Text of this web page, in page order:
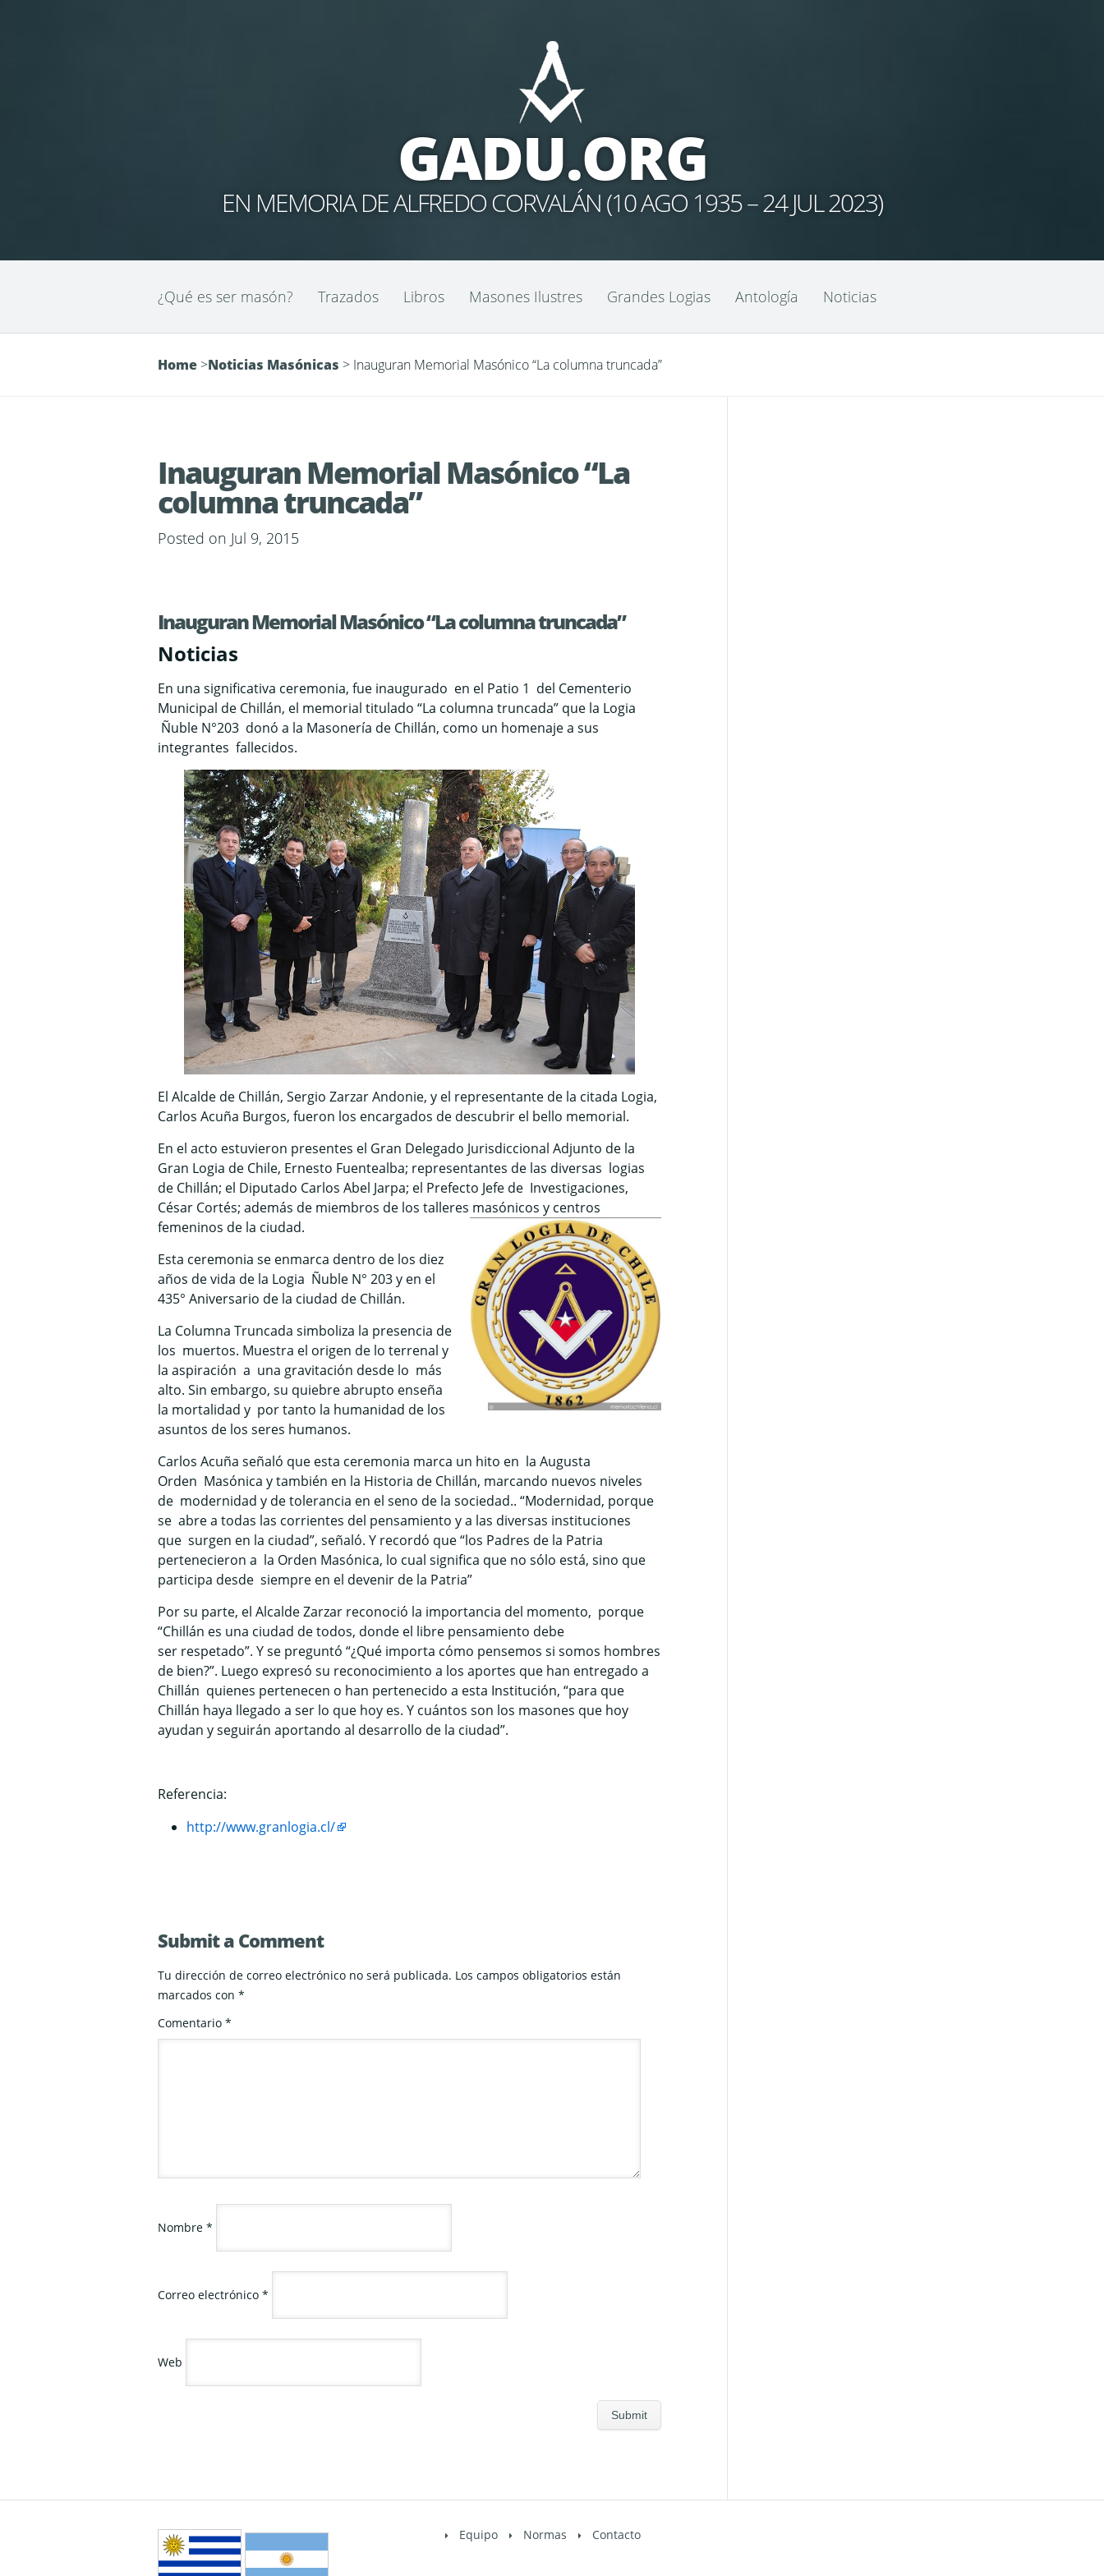
GADU.ORG
EN MEMORIA DE ALFREDO CORVALÁN (10 AGO 1935 – 24 JUL 2023)
¿Qué es ser masón? Trazados Libros Masones Ilustres Grandes Logias Antología Noticias
Home >Noticias Masónicas > Inauguran Memorial Masónico “La columna truncada”
Inauguran Memorial Masónico “La
columna truncada”
Posted on Jul 9, 2015
Inauguran Memorial Masónico “La columna truncada”
Noticias
En una significativa ceremonia, fue inaugurado en el Patio 1 del Cementerio
Municipal de Chillán, el memorial titulado “La columna truncada” que la Logia
Ñuble N°203 donó a la Masonería de Chillán, como un homenaje a sus
integrantes fallecidos.
El Alcalde de Chillán, Sergio Zarzar Andonie, y el representante de la citada Logia,
Carlos Acuña Burgos, fueron los encargados de descubrir el bello memorial.
En el acto estuvieron presentes el Gran Delegado Jurisdiccional Adjunto de la
Gran Logia de Chile, Ernesto Fuentealba; representantes de las diversas logias
de Chillán; el Diputado Carlos Abel Jarpa; el Prefecto Jefe de Investigaciones,
César Cortés; además de miembros de los talleres masónicos y centros
femeninos de la ciudad.
Esta ceremonia se enmarca dentro de los diez
años de vida de la Logia Ñuble N° 203 y en el
435° Aniversario de la ciudad de Chillán.
La Columna Truncada simboliza la presencia de
los muertos. Muestra el origen de lo terrenal y
la aspiración a una gravitación desde lo más
alto. Sin embargo, su quiebre abrupto enseña
la mortalidad y por tanto la humanidad de los
asuntos de los seres humanos.
Carlos Acuña señaló que esta ceremonia marca un hito en la Augusta
Orden Masónica y también en la Historia de Chillán, marcando nuevos niveles
de modernidad y de tolerancia en el seno de la sociedad.. “Modernidad, porque
se abre a todas las corrientes del pensamiento y a las diversas instituciones
que surgen en la ciudad”, señaló. Y recordó que “los Padres de la Patria
pertenecieron a la Orden Masónica, lo cual significa que no sólo está, sino que
participa desde siempre en el devenir de la Patria”
Por su parte, el Alcalde Zarzar reconoció la importancia del momento, porque
“Chillán es una ciudad de todos, donde el libre pensamiento debe
ser respetado”. Y se preguntó “¿Qué importa cómo pensemos si somos hombres
de bien?”. Luego expresó su reconocimiento a los aportes que han entregado a
Chillán quienes pertenecen o han pertenecido a esta Institución, “para que
Chillán haya llegado a ser lo que hoy es. Y cuántos son los masones que hoy
ayudan y seguirán aportando al desarrollo de la ciudad”.
Referencia:
http://www.granlogia.cl/
Submit a Comment
Tu dirección de correo electrónico no será publicada. Los campos obligatorios están
marcados con *
Comentario *
Nombre *
Correo electrónico *
Web
Equipo Normas Contacto